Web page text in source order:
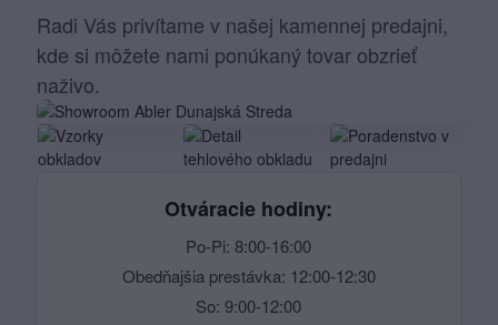
Radi Vás privítame v našej kamennej predajni,
kde si môžete nami ponúkaný tovar obzrieť
naživo.
Otváracie hodiny:
Po-Pi: 8:00-16:00
Obedňajšia prestávka: 12:00-12:30
So: 9:00-12:00